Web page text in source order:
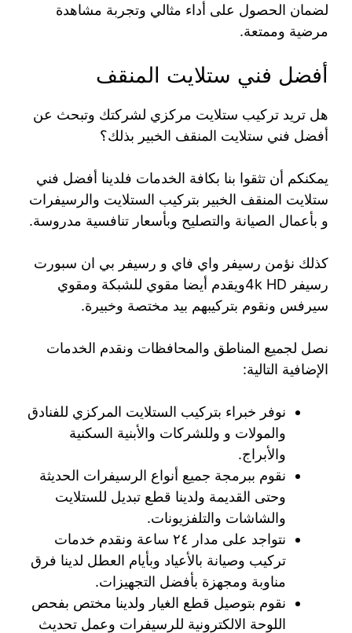
لضمان الحصول على أداء مثالي وتجربة مشاهدة
مرضية وممتعة.
أفضل فني ستلايت المنقف
هل تريد تركيب ستلايت مركزي لشركتك وتبحث عن
أفضل فني ستلايت المنقف الخبير بذلك؟
يمكنكم أن تثقوا بنا بكافة الخدمات فلدينا أفضل فني
ستلايت المنقف الخبير بتركيب الستلايت والرسيفرات
و بأعمال الصيانة والتصليح وبأسعار تنافسية مدروسة.
كذلك نؤمن رسيفر واي فاي و رسيفر بي ان سبورت
رسيفر 4k HDويقدم أيضا مقوي للشبكة ومقوي
سيرفس ونقوم بتركيبهم بيد مختصة وخبيرة.
نصل لجميع المناطق والمحافظات ونقدم الخدمات
الإضافية التالية:
نوفر خبراء بتركيب الستلايت المركزي للفنادق
والمولات و وللشركات والأبنية السكنية
والأبراج.
نقوم ببرمجة جميع أنواع الرسيفرات الحديثة
وحتى القديمة ولدينا قطع تبديل للستلايت
والشاشات والتلفزيونات.
نتواجد على مدار ٢٤ ساعة ونقدم خدمات
تركيب وصيانة بالأعياد وبأيام العطل لدينا فرق
مناوبة ومجهزة بأفضل التجهيزات.
نقوم بتوصيل قطع الغيار ولدينا مختص بفحص
اللوحة الالكترونية للرسيفرات وعمل تحديث